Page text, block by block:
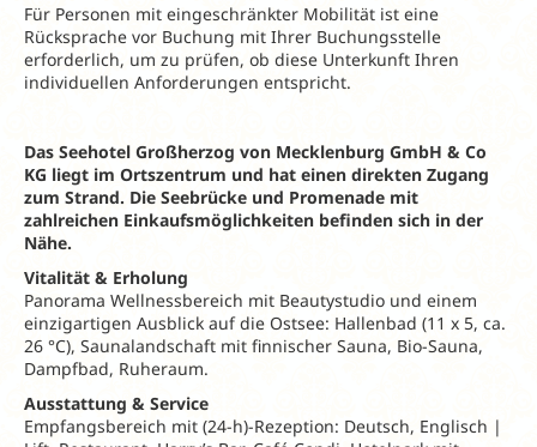
Für Personen mit eingeschränkter Mobilität ist eine
Rücksprache vor Buchung mit Ihrer Buchungsstelle
erforderlich, um zu prüfen, ob diese Unterkunft Ihren
individuellen Anforderungen entspricht.
Das Seehotel Großherzog von Mecklenburg GmbH & Co
KG liegt im Ortszentrum und hat einen direkten Zugang
zum Strand. Die Seebrücke und Promenade mit
zahlreichen Einkaufsmöglichkeiten befinden sich in der
Nähe.
Vitalität & Erholung
Panorama Wellnessbereich mit Beautystudio und einem
einzigartigen Ausblick auf die Ostsee: Hallenbad (11 x 5, ca.
26 °C), Saunalandschaft mit finnischer Sauna, Bio-Sauna,
Dampfbad, Ruheraum.
Ausstattung & Service
Empfangsbereich mit (24-h)-Rezeption: Deutsch, Englisch |